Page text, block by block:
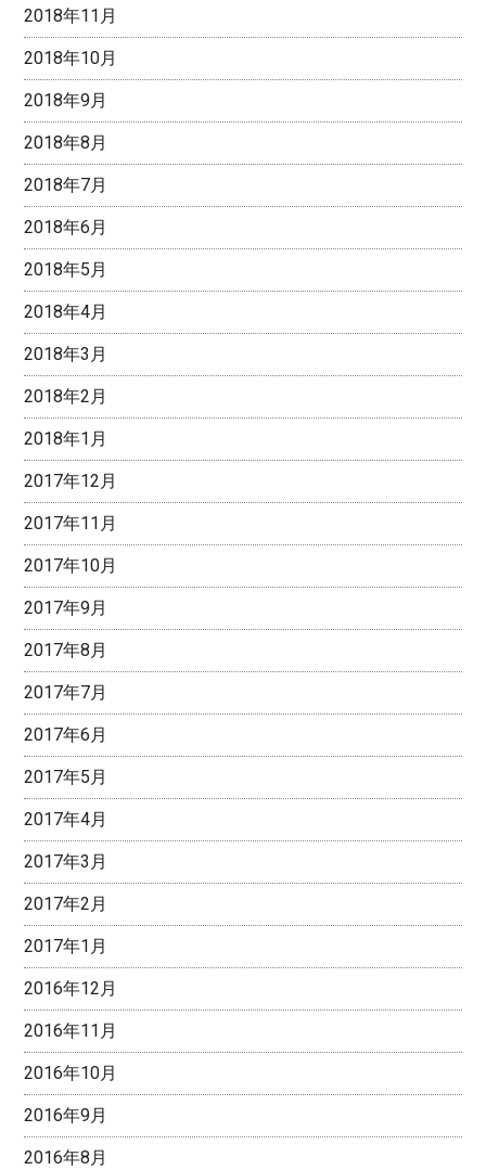
2018年11月
2018年10月
2018年9月
2018年8月
2018年7月
2018年6月
2018年5月
2018年4月
2018年3月
2018年2月
2018年1月
2017年12月
2017年11月
2017年10月
2017年9月
2017年8月
2017年7月
2017年6月
2017年5月
2017年4月
2017年3月
2017年2月
2017年1月
2016年12月
2016年11月
2016年10月
2016年9月
2016年8月